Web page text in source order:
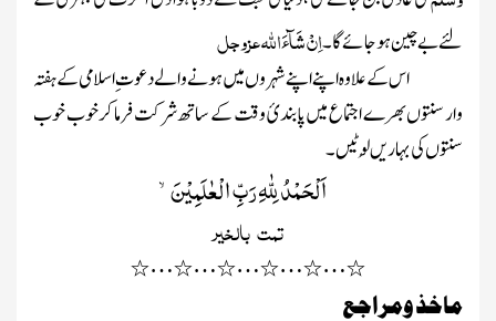
لئے بے چین ہوجائے گا ۔اِنْ شَآءَاللہعزوجل
اس کے علاوہ اپنے اپنے شہروں میں ہونے والے دعوت ِ اسلامی کے ہفتہ
وار سنتوں بھرے اجتماع میں پابندیٔ وقت کے ساتھ شرکت فرما کر خوب خوب
سنتوں کی بہاریں لُوٹیں ۔
اَلْحَمْدُ لِلّٰهِ رَبِّ الْعٰلَمِیْنَۙ
تمتبالخیر
٭…٭…٭…٭…٭…٭
ماخذ ومراجع